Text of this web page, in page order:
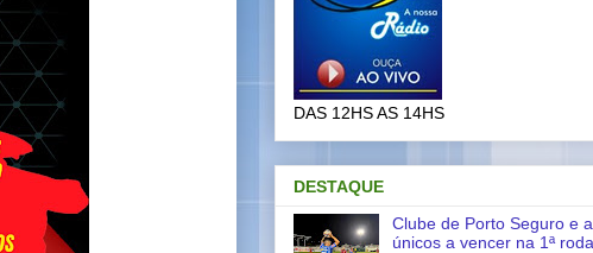
DAS 12HS AS 14HS
DESTAQUE
Clube de Porto Seguro e
únicos a vencer na 1ª